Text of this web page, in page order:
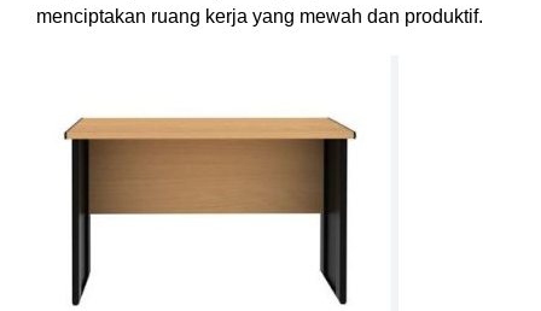
menciptakan ruang kerja yang mewah dan produktif.